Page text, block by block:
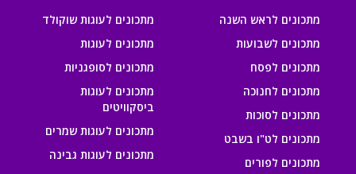
מתכונים לראש השנה
מתכונים לשבועות
מתכונים לפסח
מתכונים לחנוכה
מתכונים לסוכות
מתכונים לט"ו בשבט
מתכונים לפורים
מתכונים לעוגות שוקולד
מתכונים לעוגות
מתכונים לסופגניות
מתכונים לעוגות
ביסקוויטים
מתכונים לעוגות שמרים
מתכונים לעוגות גבינה